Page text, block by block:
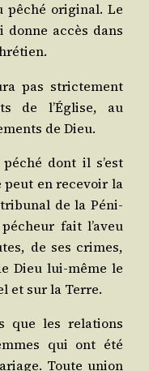
pêché ori­gi­nal. Le
donne accès dans
pas stric­te­ment
de l’Église, au
de Dieu.
dont il s’est
peut en rece­voir la
de la Péni­
fait l’aveu
de ses crimes,
Dieu lui-même le
et sur la Terre.
que les rela­tions
qui ont été
Toute union